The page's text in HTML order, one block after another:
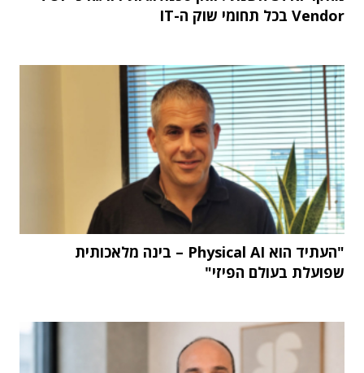
Vendor בכל תחומי שוק ה-IT
"העתיד הוא Physical AI – בינה מלאכותית
שפועלת בעולם הפיזי"